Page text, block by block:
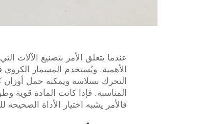
عندما يتعلق الأمر بتصنيع الآلات
الأهمية. ويُستخدم المسمار
التحرك بسلاسة ويمكنه حمل أوزان
المناسبة. فإذا كانت المادة قوية
فالأمر يشبه اختيار الأداة